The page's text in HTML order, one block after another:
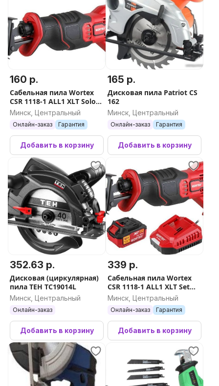
160 р.
Сабельная пила Wortex
CSR 1118-1 ALL1 XLT Solo
2335045 (без АКБ)
Минск, Центральный
Онлайн-заказ Гарантия
Добавить в корзину
165 р.
Дисковая пила Patriot CS
162
Минск, Центральный
Онлайн-заказ Гарантия
Добавить в корзину
352.63 р.
Дисковая (циркулярная)
пила TEH TC19014L
Минск, Центральный
Онлайн-заказ
Добавить в корзину
339 р.
Сабельная пила Wortex
CSR 1118-1 ALL1 XLT Set
2335046 (с 1-им АКБ)
Минск, Центральный
Онлайн-заказ Гарантия
Добавить в корзину